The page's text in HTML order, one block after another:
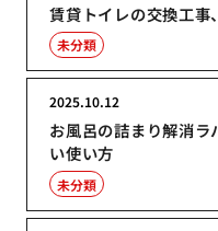
賃貸トイレの交換工事
未分類
お風呂の詰まり解消
い使い方
2025.10.12
未分類